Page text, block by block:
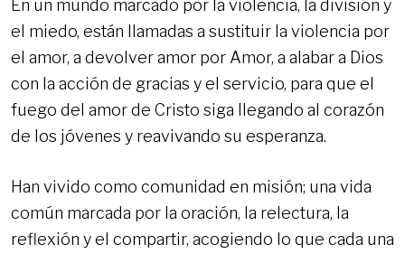
En un mundo marcado por la violencia, la división y
el miedo, están llamadas a sustituir la violencia por
el amor, a devolver amor por Amor, a alabar a Dios
con la acción de gracias y el servicio, para que el
fuego del amor de Cristo siga llegando al corazón
de los jóvenes y reavivando su esperanza.
Han vivido como comunidad en misión; una vida
común marcada por la oración, la relectura, la
reflexión y el compartir, acogiendo lo que cada una